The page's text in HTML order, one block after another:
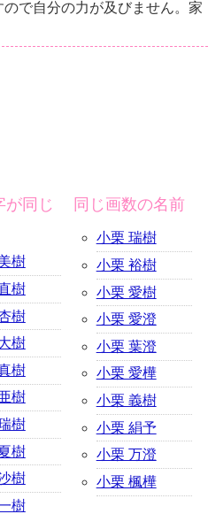
で自分の力が及びません。家
が同じ
樹
樹
樹
樹
樹
樹
樹
樹
樹
樹
同じ画数の名前
小栗 瑞樹
小栗 裕樹
小栗 愛樹
小栗 愛澄
小栗 葉澄
小栗 愛樺
小栗 義樹
小栗 絹予
小栗 万澄
小栗 楓樺